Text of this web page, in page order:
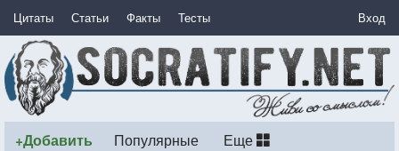
Цитаты Статьи Факты Тесты Вход
+Добавить Популярные Еще